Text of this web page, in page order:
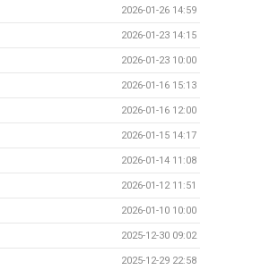
2026-01-26 14:59
2026-01-23 14:15
2026-01-23 10:00
2026-01-16 15:13
2026-01-16 12:00
2026-01-15 14:17
2026-01-14 11:08
2026-01-12 11:51
2026-01-10 10:00
2025-12-30 09:02
2025-12-29 22:58